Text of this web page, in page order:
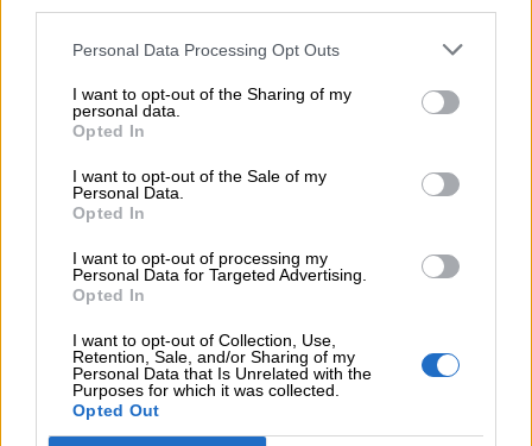
Personal Data Processing Opt Outs
I want to opt-out of the Sharing of my
personal data.
Opted In
I want to opt-out of the Sale of my
Personal Data.
Opted In
I want to opt-out of processing my
Personal Data for Targeted Advertising.
Opted In
I want to opt-out of Collection, Use,
Retention, Sale, and/or Sharing of my
Personal Data that Is Unrelated with the
Purposes for which it was collected.
Opted Out
δασικών εκτάσεων στην Ελλάδα σε λίγες μόλις μέρες
Η Ελλάδα που αντιστέκεται και επιμένει να μην ασφαλίζεται!
05.08.2026 - 09:20
Καλοκαιρινό ταξίδι: Οι 8 συμβουλές που αξίζει να δώσει κάθε
ασφαλιστής στους πελάτες του
Το εκλογικό «καμπανάκι» της Goldman Sachs, η ισχυρή
πιστωτική επέκταση των ελληνικών τραπεζών, το «πάρτι»
05.08.2026 - 08:37
Ιωάννης Μπολέτης – ΩΝΑΣΕΙΟ